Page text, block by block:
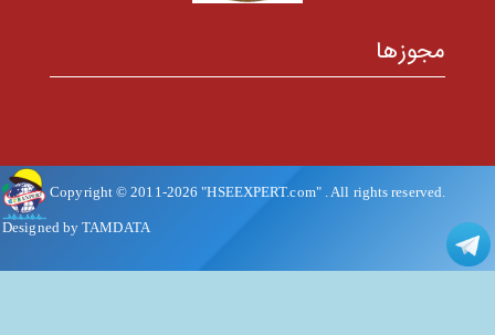
مجوزها
Copyright © 2011-2026 "HSEEXPERT.com". All rights reserved.
Designed by TAMDATA